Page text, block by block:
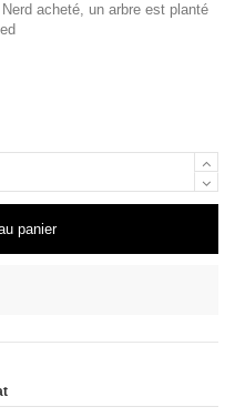
acheté, un arbre est planté
panier